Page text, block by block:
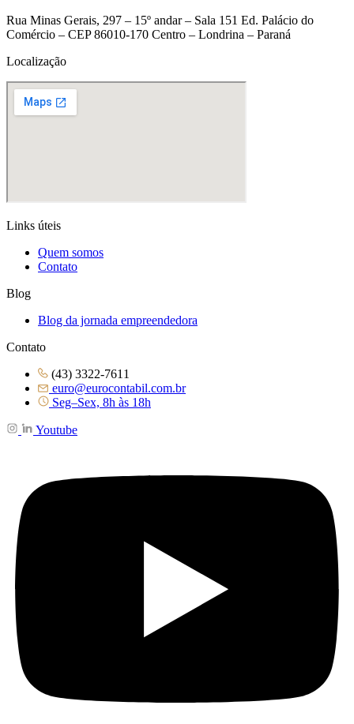
Rua Minas Gerais, 297 – 15º andar – Sala 151 Ed. Palácio do
Comércio – CEP 86010-170 Centro – Londrina – Paraná
Localização
Links úteis
Quem somos
Contato
Blog
Blog da jornada empreendedora
Contato
(43) 3322-7611
euro@eurocontabil.com.br
Seg–Sex, 8h às 18h
Youtube